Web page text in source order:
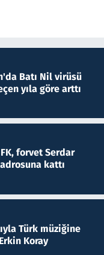
Batı Nil virüsü
yıla göre arttı
forvet Serdar
kattı
Türk müziğine
Koray